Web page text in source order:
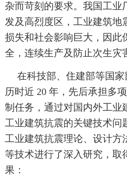
杂而苛刻的要求。我国工业
发及高烈度区，工业建筑地
损失和社会影响巨大，因此
全，连续生产及防止次生灾
在科技部、住建部等国
历时近 20 年，先后承担多
制任务，通过对国内外工业
工业建筑抗震的关键技术问
工业建筑抗震理论、设计方
等技术进行了深入研究，取
果：